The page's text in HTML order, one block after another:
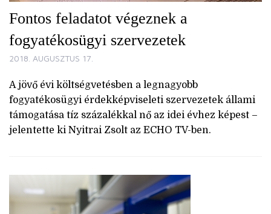
Fontos feladatot végeznek a
fogyatékosügyi szervezetek
2018. AUGUSZTUS 17.
A jövő évi költségvetésben a legnagyobb
fogyatékosügyi érdekképviseleti szervezetek állami
támogatása tíz százalékkal nő az idei évhez képest –
jelentette ki Nyitrai Zsolt az ECHO TV-ben.